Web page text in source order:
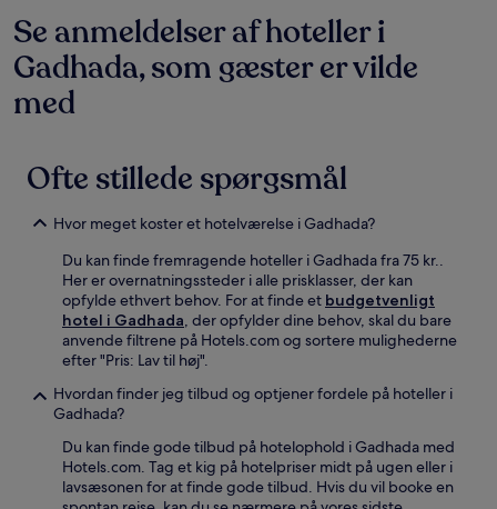
inden
for
de
seneste
24
timer.
tilgængelighed
ændres
varsel.
Yderligere
gælde.
Se anmeldelser af hoteller i
Gadhada, som gæster er vilde
med
Ofte stillede spørgsmål
Hvor meget koster et hotelværelse i Gadhada?
Du kan finde fremragende hoteller i Gadhada fra 75 kr..
Her er overnatningssteder i alle prisklasser, der kan
opfylde ethvert behov. For at finde et budgetvenligt
hotel i Gadhada, der opfylder dine behov, skal du bare
anvende filtrene på Hotels.com og sortere mulighederne
efter "Pris: Lav til høj".
Hvordan finder jeg tilbud og optjener fordele på hoteller i
Gadhada?
Du kan finde gode tilbud på hotelophold i Gadhada med
Hotels.com. Tag et kig på hotelpriser midt på ugen eller i
lavsæsonen for at finde gode tilbud. Hvis du vil booke en